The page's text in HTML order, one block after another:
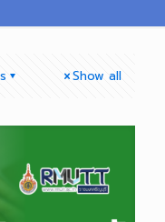
Show all